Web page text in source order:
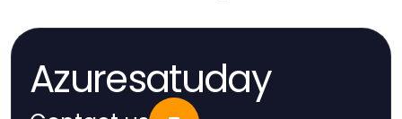
Azuresatuday